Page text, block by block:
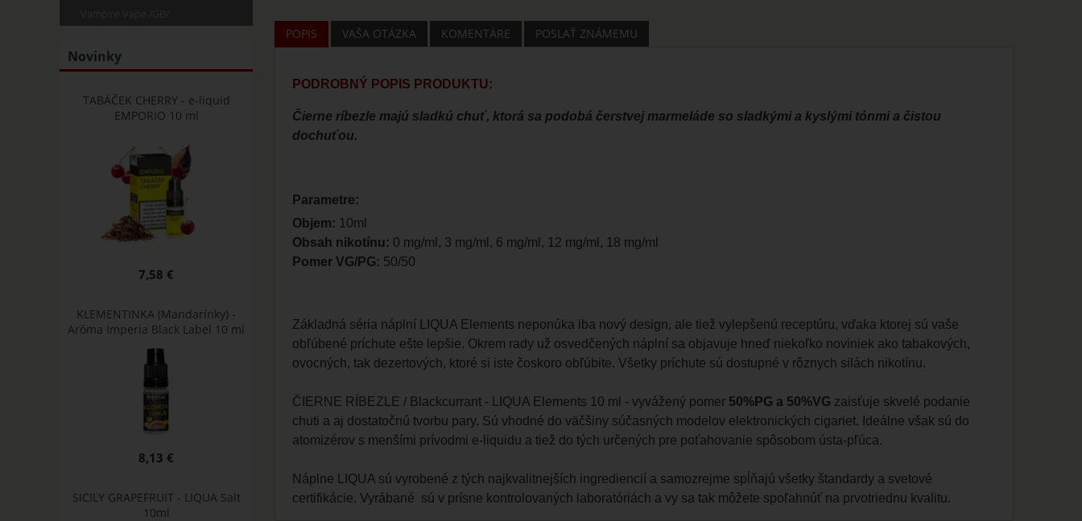
POPIS VAŠA OTÁZKA KOMENTÁRE POSLAŤ ZNÁMEMU
PODROBNÝ POPIS PRODUKTU:
Čierne ríbezle majú sladkú chuť, ktorá sa podobá čerstvej marmeláde so sladkými a kyslými tónmi a čistou
dochuťou.
Parametre:
Objem: 10ml
Obsah nikotínu: 0 mg/ml, 3 mg/ml, 6 mg/ml, 12 mg/ml, 18 mg/ml
Pomer VG/PG: 50/50
Základná séria náplní LIQUA Elements neponúka iba nový design, ale tiež vylepšenú receptúru, vďaka ktorej sú vaše
obľúbené príchute ešte lepšie. Okrem rady už osvedčených náplní sa objavuje hneď niekoľko noviniek ako tabakových,
ovocných, tak dezertových, ktoré si iste čoskoro obľúbite. Všetky príchute sú dostupné v rôznych silách nikotínu.
ČIERNE RÍBEZLE / Blackcurrant - LIQUA Elements 10 ml - vyvážený pomer 50%PG a 50%VG zaisťuje skvelé podanie
chuti a aj dostatočnú tvorbu pary. Sú vhodné do väčšiny súčasných modelov elektronických cigariet. Ideálne však sú do
atomizérov s menšími prívodmi e-liquidu a tiež do tých určených pre poťahovanie spôsobom ústa-pľúca.
Náplne LIQUA sú vyrobené z tých najkvalitnejších ingrediencií a samozrejme spĺňajú všetky štandardy a svetové
certifikácie. Vyrábané sú v prísne kontrolovaných laboratóriách a vy sa tak môžete spoľahnúť na prvotriednu kvalitu.
Novinky
TABÁČEK CHERRY - e-liquid
EMPORIO 10 ml
7,58 €
KLEMENTINKA (Mandarínky) -
Aróma Imperia Black Label 10 ml
8,13 €
SICILY GRAPEFRUIT - LIQUA Salt
10ml